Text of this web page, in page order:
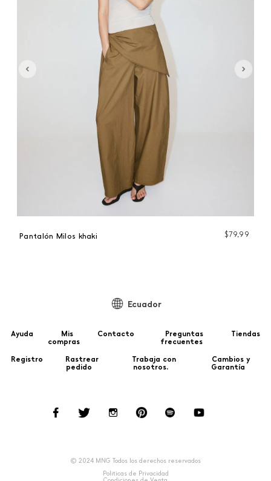
Pantalón Milos khaki $79,99
Ecuador
Ayuda
Mis
compras
Contacto
Preguntas
frecuentes
Tiendas
Registro
Rastrear
pedido
Trabaja con
nosotros.
Cambios y
Garantía
© 2024 MNG Todos los derechos reservados
Politicas de Privacidad